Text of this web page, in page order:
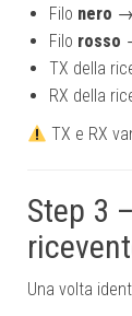
Filo nero →
Filo rosso
TX della
RX della
TX e RX
Step 3
Una volta